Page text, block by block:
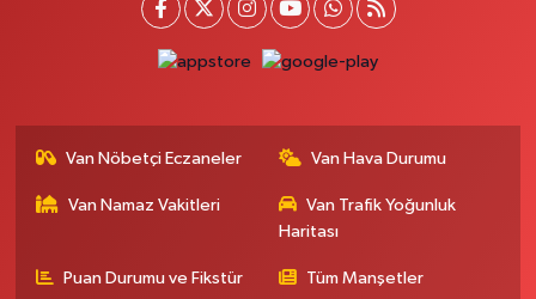
Van Nöbetçi Eczaneler Van Hava Durumu
Van Namaz Vakitleri
Van Trafik Yoğunluk
Haritası
Puan Durumu ve Fikstür Tüm Manşetler